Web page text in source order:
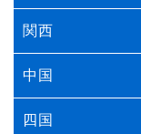
関西
中国
四国